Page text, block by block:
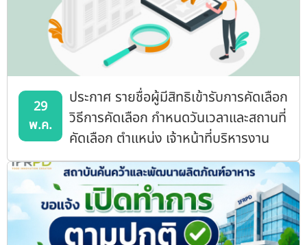
29
พ.ค.
ประกาศ รายชื่อผู้มีสิทธิเข้ารับการคัดเลือก
วิธีการคัดเลือก กำหนดวันเวลาและสถานที่
คัดเลือก ตำแหน่ง เจ้าหน้าที่บริหารงาน
ทั่วไปปฏิบัติการ